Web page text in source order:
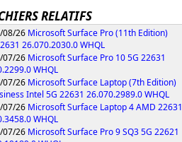
RELATIFS
08/26 Microsoft Surface Pro (11th Edition)
26.070.2030.0 WHQL
07/26 Microsoft Surface Pro 10 5G 22631
WHQL
07/26 Microsoft Surface Laptop (7th Edition)
Intel 5G 22631 26.070.2989.0 WHQL
07/26 Microsoft Surface Laptop 4 AMD 22631
WHQL
07/26 Microsoft Surface Pro 9 SQ3 5G 22621